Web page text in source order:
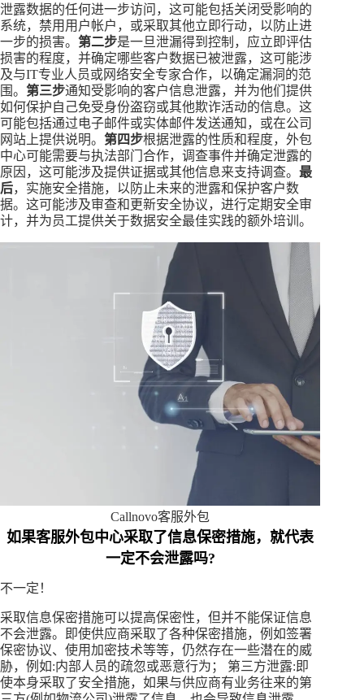
泄露数据的任何进一步访问，这可能包括关闭受影响的
系统，禁用用户帐户，或采取其他立即行动，以防止进
一步的损害。 第二步是一旦泄漏得到控制，应立即评估
损害的程度，并确定哪些客户数据已被泄露，这可能涉
及与IT专业人员或网络安全专家合作，以确定漏洞的范
围。 第三步通知受影响的客户信息泄露，并为他们提供
如何保护自己免受身份盗窃或其他欺诈活动的信息。这
可能包括通过电子邮件或实体邮件发送通知，或在公司
网站上提供说明。 第四步根据泄露的性质和程度，外包
中心可能需要与执法部门合作，调查事件并确定泄露的
原因，这可能涉及提供证据或其他信息来支持调查。 最
后，实施安全措施，以防止未来的泄露和保护客户数
据。这可能涉及审查和更新安全协议，进行定期安全审
计，并为员工提供关于数据安全最佳实践的额外培训。
Callnovo客服外包
如果客服外包中心采取了信息保密措施，就代表
一定不会泄露吗?
不一定！
采取信息保密措施可以提高保密性，但并不能保证信息
不会泄露。即使供应商采取了各种保密措施，例如签署
保密协议、使用加密技术等等，仍然存在一些潜在的威
胁，例如:内部人员的疏忽或恶意行为； 第三方泄露:即
使本身采取了安全措施，如果与供应商有业务往来的第